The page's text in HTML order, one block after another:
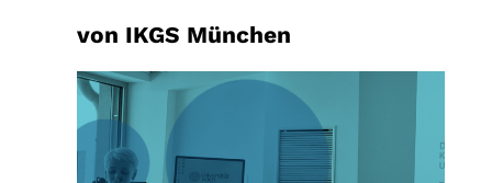
von IKGS München